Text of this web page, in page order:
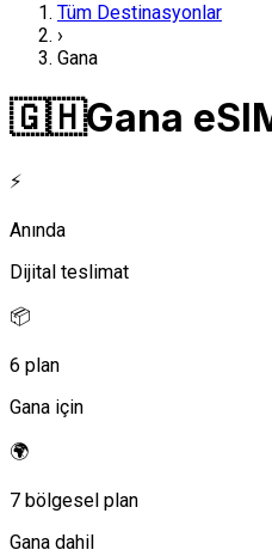
Tüm Destinasyonlar
›
Gana
🇬🇭Gana
⚡
Anında
Dijital teslimat
📦
6 plan
Gana için
🌍
7 bölgesel plan
Gana dahil